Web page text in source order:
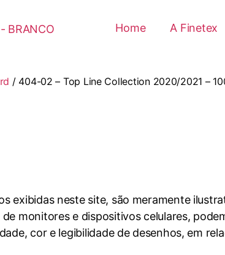
Home A Finetex
/ 404-02 – Top Line Collection 2020/2021 –
exibidas neste site, são meramente
monitores e dispositivos celulares,
cor e legibilidade de desenhos, em